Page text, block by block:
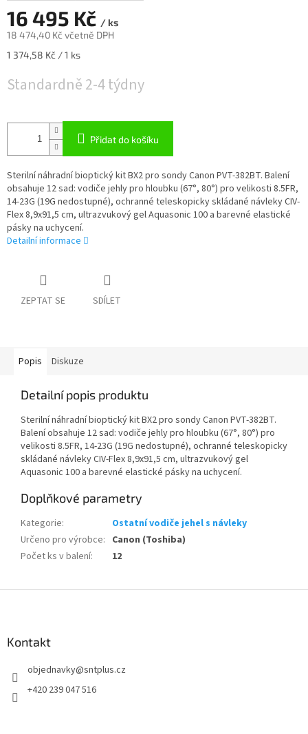
16 495 Kč / ks
18 474,40 Kč včetně DPH
Měrná
1 374,58 Kč / 1 ks
Standardně 2-4 týdny
Přidat do košíku
Sterilní náhradní bioptický kit BX2 pro sondy Canon PVT-382BT. Balení
obsahuje 12 sad: vodiče jehly pro hloubku (67°, 80°) pro velikosti 8.5FR,
14-23G (19G nedostupné), ochranné teleskopicky skládané návleky CIV-
Flex 8,9x91,5 cm, ultrazvukový gel Aquasonic 100 a barevné elastické
pásky na uchycení.
Detailní informace
ZEPTAT SE SDÍLET
Popis Diskuze
Detailní popis produktu
Sterilní náhradní bioptický kit BX2 pro sondy Canon PVT-382BT.
Balení obsahuje 12 sad: vodiče jehly pro hloubku (67°, 80°) pro
velikosti 8.5FR, 14-23G (19G nedostupné), ochranné teleskopicky
skládané návleky CIV-Flex 8,9x91,5 cm, ultrazvukový gel
Aquasonic 100 a barevné elastické pásky na uchycení.
Doplňkové parametry
Kategorie:
Ostatní vodiče jehel s návleky
Určeno pro výrobce: Canon (Toshiba)
Počet ks v balení: 12
Kontakt
objednavky@sntplus.cz
+420 239 047 516